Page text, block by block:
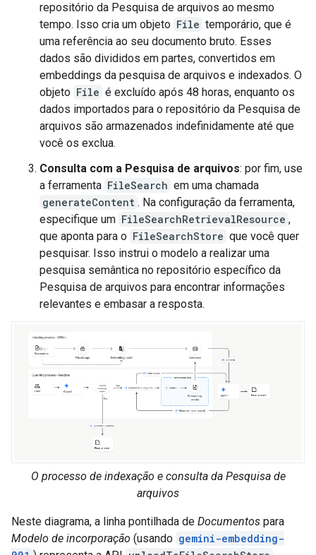
repositório da Pesquisa de arquivos ao mesmo
tempo. Isso cria um objeto File temporário, que é
uma referência ao seu documento bruto. Esses
dados são divididos em partes, convertidos em
embeddings da pesquisa de arquivos e indexados. O
objeto File é excluído após 48 horas, enquanto os
dados importados para o repositório da Pesquisa de
arquivos são armazenados indefinidamente até que
você os exclua.
Consulta com a Pesquisa de arquivos: por fim, use
a ferramenta FileSearch em uma chamada
generateContent . Na configuração da ferramenta,
especifique um FileSearchRetrievalResource ,
que aponta para o FileSearchStore que você quer
pesquisar. Isso instrui o modelo a realizar uma
pesquisa semântica no repositório específico da
Pesquisa de arquivos para encontrar informações
relevantes e embasar a resposta.
O processo de indexação e consulta da Pesquisa de
arquivos
Neste diagrama, a linha pontilhada de Documentos para
Modelo de incorporação (usando gemini-embedding-